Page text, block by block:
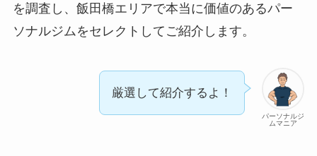
を調査し、飯田橋エリアで本当に価値のあるパー
ソナルジムをセレクトしてご紹介します。
パーソナルジ
ムマニア
厳選して紹介するよ！